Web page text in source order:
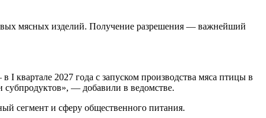
мясных изделий. Получение разрешения — важнейший
квартале 2027 года с запуском производства мяса птицы в
— добавили в ведомстве.
сегмент и сферу общественного питания.